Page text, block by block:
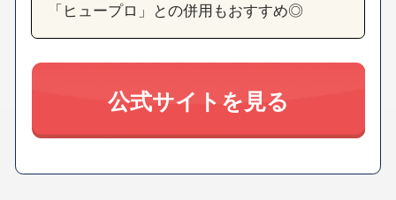
「ヒュープロ」との併用もおすすめ◎
公式サイトを見る